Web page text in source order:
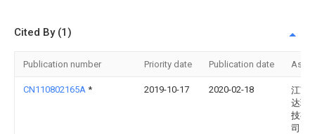
Cited By (1)
Publication number Priority date Publication date
CN110802165A * 2019-10-17 2020-02-18
江苏
达环
技有
司